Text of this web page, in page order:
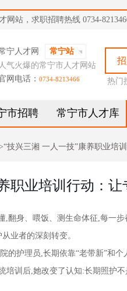
站，求职招聘热线 0734-
宁人才网
常宁站
人气火爆的常宁市人才网站
网电话： 0734-8213466 热门
市招聘 常宁市人才库
技兴三湘 一人一技”康养职业培
职业培训行动：
身、喂饭、测生命体征,每一步
业者的深刻转变。
护理员,长期依靠“老带新”和个
培训后,她改变了认知:长期照护